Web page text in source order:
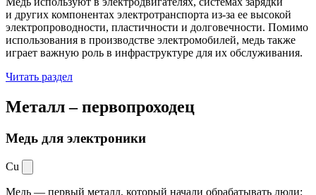
и других компонентах электротранспорта из-за ее высокой
электропроводности, пластичности и долговечности. Помимо
использования в производстве электромобилей, медь также
играет важную роль в инфраструктуре для их обслуживания.
Читать раздел
Металл –первопроходец
Медь для электроники
Cu
Медь — первый металл, который начали обрабатывать люди: